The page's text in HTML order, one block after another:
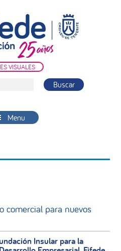
VISUALES
Menu
comercial para nuevos
Insular para la